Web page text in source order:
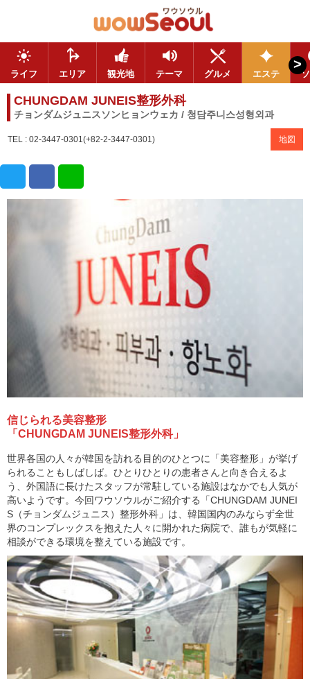
ライフ エリア 観光地 テーマ グルメ エステ
>
CHUNGDAM JUNEIS整形外科
チョンダムジュニスソンヒョンウェカ / 청담주니스성형외과
TEL : 02-3447-0301(+82-2-3447-0301) 地図
信じられる美容整形
「CHUNGDAM JUNEIS整形外科」
世界各国の人々が韓国を訪れる目的のひとつに「美容整形」が挙げ
られることもしばしば。ひとりひとりの患者さんと向き合えるよ
う、外国語に長けたスタッフが常駐している施設はなかでも人気が
高いようです。今回ワウソウルがご紹介する「CHUNGDAM JUNEI
S（チョンダムジュニス）整形外科」は、韓国国内のみならず全世
界のコンプレックスを抱えた人々に開かれた病院で、誰もが気軽に
相談ができる環境を整えている施設です。